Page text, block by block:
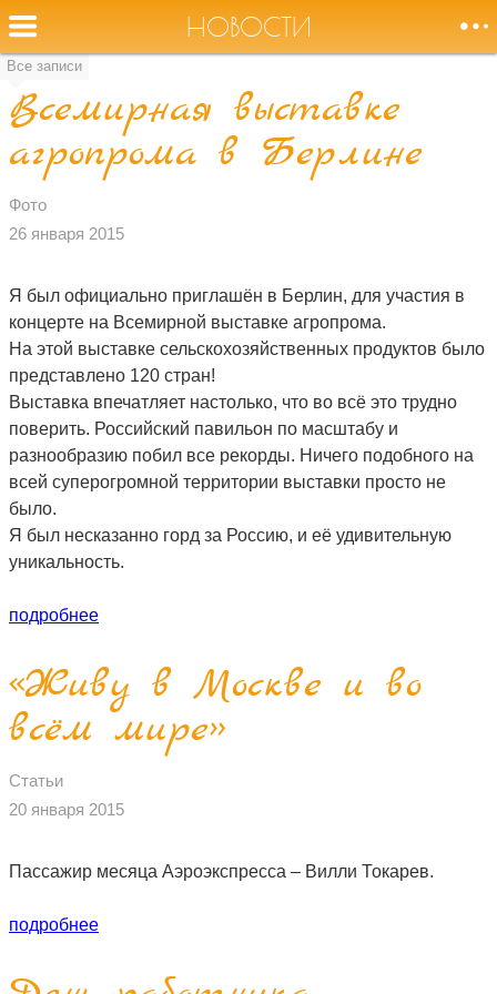
НОВОСТИ
АУДИО
ВИДЕО
ФОТО
меня от земли,
НОВОСТИ
Все записи
Всемирная выставке
агропрома в Берлине
Фото
26 января 2015
Я был официально приглашён в Берлин, для участия в
концерте на Всемирной выставке агропрома.
На этой выставке сельскохозяйственных продуктов было
представлено 120 стран!
Выставка впечатляет настолько, что во всё это трудно
поверить. Российский павильон по масштабу и
разнообразию побил все рекорды. Ничего подобного на
всей суперогромной территории выставки просто не
было.
Я был несказанно горд за Россию, и её удивительную
уникальность.
подробнее
«Живу в Москве и во
всём мире»
Статьи
20 января 2015
Пассажир месяца Аэроэкспресса – Вилли Токарев.
подробнее